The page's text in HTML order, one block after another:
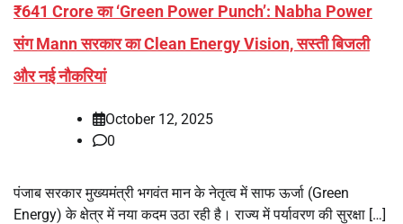
₹641 Crore का ‘Green Power Punch’: Nabha Power
संग Mann सरकार का Clean Energy Vision, सस्ती बिजली
और नई नौकरियां
October 12, 2025
0
पंजाब सरकार मुख्यमंत्री भगवंत मान के नेतृत्व में साफ ऊर्जा (Green
Energy) के क्षेत्र में नया कदम उठा रही है। राज्य में पर्यावरण की सुरक्षा […]